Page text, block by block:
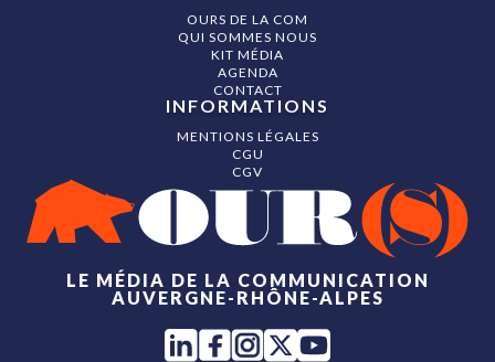
LE MÉDIA DE LA COMMUNICATION
AUVERGNE-RHÔNE-ALPES
OURS DE LA COM
QUI SOMMES NOUS
KIT MÉDIA
AGENDA
CONTACT
INFORMATIONS
MENTIONS LÉGALES
CGU
CGV